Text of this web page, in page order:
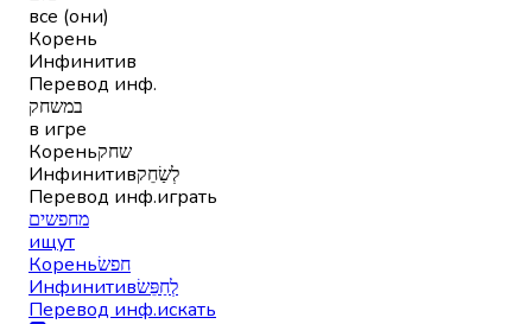
все (они)
Корень
Инфинитив
Перевод инф.
במשחק
в игре
Кореньשחק
Инфинитивלְשַׂחֵק
Перевод инф.играть
מחפשים
ищут
Кореньחפשׂ
Инфинитивלְחַפֵּשׂ
Перевод инф.искать